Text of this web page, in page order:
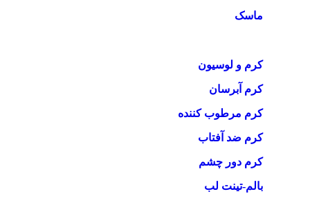
ماسک
کرم و لوسیون
کرم آبرسان
کرم مرطوب کننده
کرم ضد آفتاب
کرم دور چشم
بالم-تینت لب